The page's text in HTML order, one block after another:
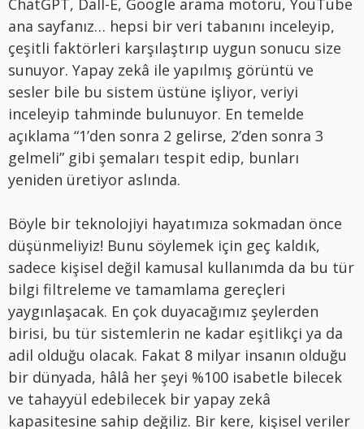
ChatGPT, Dall-E, Google arama motoru, YouTube
ana sayfanız… hepsi bir veri tabanını inceleyip,
çeşitli faktörleri karşılaştırıp uygun sonucu size
sunuyor. Yapay zekâ ile yapılmış görüntü ve
sesler bile bu sistem üstüne işliyor, veriyi
inceleyip tahminde bulunuyor. En temelde
açıklama “1’den sonra 2 gelirse, 2’den sonra 3
gelmeli” gibi şemaları tespit edip, bunları
yeniden üretiyor aslında.
Böyle bir teknolojiyi hayatımıza sokmadan önce
düşünmeliyiz! Bunu söylemek için geç kaldık,
sadece kişisel değil kamusal kullanımda da bu tür
bilgi filtreleme ve tamamlama gereçleri
yaygınlaşacak. En çok duyacağımız şeylerden
birisi, bu tür sistemlerin ne kadar eşitlikçi ya da
adil olduğu olacak. Fakat 8 milyar insanın olduğu
bir dünyada, hâlâ her şeyi %100 isabetle bilecek
ve tahayyül edebilecek bir yapay zekâ
kapasitesine sahip değiliz. Bir kere, kişisel veriler